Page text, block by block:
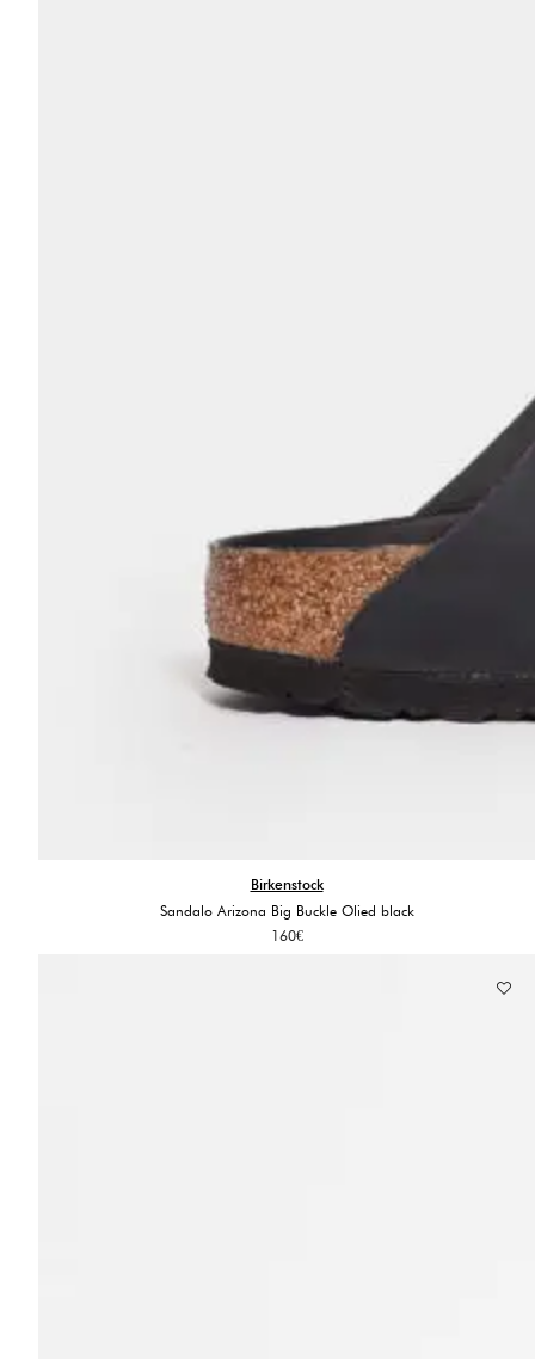
Birkenstock
Sandalo Arizona Big Buckle Olied black
160€